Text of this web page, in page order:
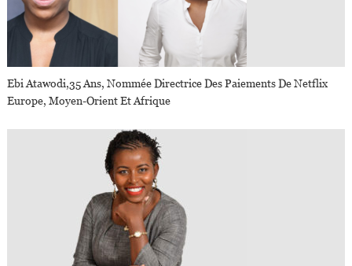
Ebi Atawodi,35 Ans, Nommée Directrice Des Paiements De Netflix
Europe, Moyen-Orient Et Afrique